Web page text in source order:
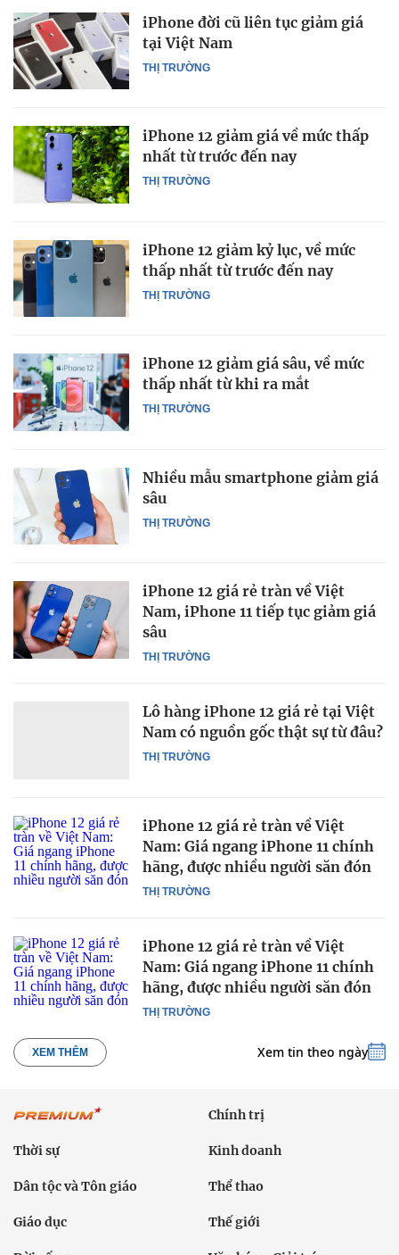
THỊ TRƯỜNG
iPhone đời cũ liên tục giảm giá
tại Việt Nam
THỊ TRƯỜNG
iPhone 12 giảm giá về mức thấp
nhất từ trước đến nay
THỊ TRƯỜNG
iPhone 12 giảm kỷ lục, về mức
thấp nhất từ trước đến nay
THỊ TRƯỜNG
iPhone 12 giảm giá sâu, về mức
thấp nhất từ khi ra mắt
THỊ TRƯỜNG
Nhiều mẫu smartphone giảm giá
sâu
THỊ TRƯỜNG
iPhone 12 giá rẻ tràn về Việt
Nam, iPhone 11 tiếp tục giảm giá
sâu
THỊ TRƯỜNG
Lô hàng iPhone 12 giá rẻ tại Việt
Nam có nguồn gốc thật sự từ đâu?
THỊ TRƯỜNG
iPhone 12 giá rẻ tràn về Việt
Nam: Giá ngang iPhone 11 chính
hãng, được nhiều người săn đón
THỊ TRƯỜNG
iPhone 12 giá rẻ tràn về Việt
Nam: Giá ngang iPhone 11 chính
hãng, được nhiều người săn đón
XEM THÊM Xem tin theo ngày
Chính trị
Thời sự Kinh doanh
Dân tộc và Tôn giáo Thể thao
Giáo dục Thế giới